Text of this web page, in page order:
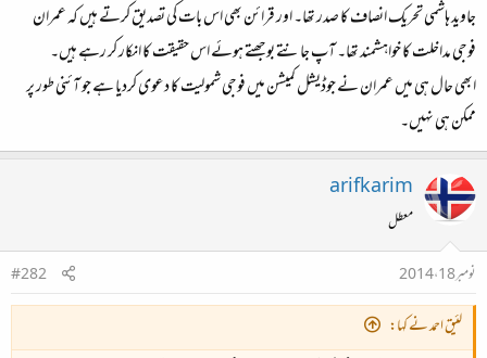
جاوید ہاشمی تحریک انصاف کا صدر تھا۔ اور قرائن بھی اس بات کی تصدیق کرتے ہیں کہ عمران
فوجی مداخلت کا خواہشمند تھا۔ آپ جانتے بوجھتے ہوئے اس حقیقت کا انکار کر رہے ہیں۔
ابھی حال ہی میں عمران نے جوڈیشل کمیشن میں فوجی شمولیت کا دعوی کردیا ہے جو آئنی طور پر
ممکن ہی نہیں۔
arifkarim
معطل
نومبر 18، 2014
#282
لئیق احمد نے کہا: